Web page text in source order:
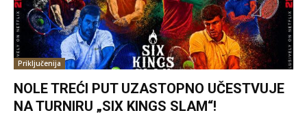
Priključenija
NOLE TREĆI PUT UZASTOPNO UČESTVUJE
NA TURNIRU „SIX KINGS SLAM“!